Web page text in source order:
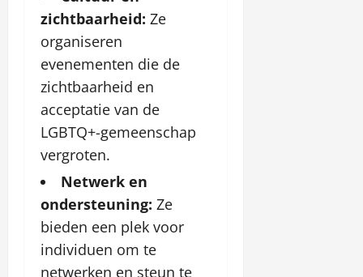
zichtbaarheid: Ze
organiseren
evenementen die de
zichtbaarheid en
acceptatie van de
LGBTQ+-gemeenschap
vergroten.
Netwerk en
ondersteuning: Ze
bieden een plek voor
individuen om te
netwerken en steun te